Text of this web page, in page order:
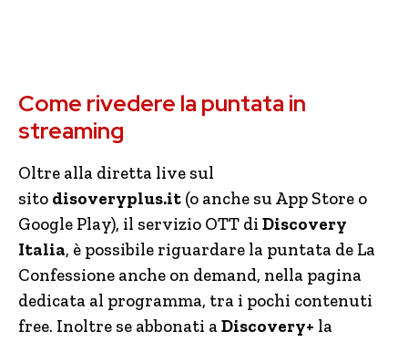
Come rivedere la puntata in
streaming
Oltre alla diretta live sul
sito disoveryplus.it (o anche su App Store o
Google Play), il servizio OTT di Discovery
Italia, è possibile riguardare la puntata de La
Confessione anche on demand, nella pagina
dedicata al programma, tra i pochi contenuti
free. Inoltre se abbonati aDiscovery+ la